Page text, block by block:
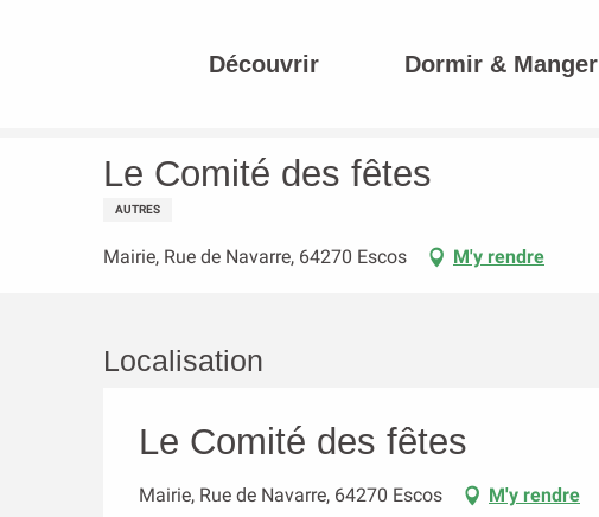
Découvrir Dormir & Manger
Le Comité des fêtes
AUTRES
Mairie, Rue de Navarre, 64270 Escos M'y rendre
Localisation
Le Comité des fêtes
Mairie, Rue de Navarre, 64270 Escos M'y rendre